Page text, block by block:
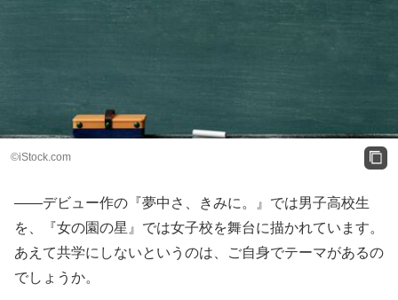
©️iStock.com
――デビュー作の『夢中さ、きみに。』では男子高校生
を、『女の園の星』では女子校を舞台に描かれています。
あえて共学にしないというのは、ご自身でテーマがあるの
でしょうか。